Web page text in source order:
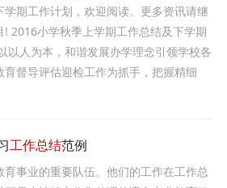
期工作计划，欢迎阅读。更多资讯请继
2016小学秋季上学期工作总结及下学期
以人为本，和谐发展办学理念引领学校各
督导评估迎检工作为抓手，把握精细
工作总结范例
事业的重要队伍。他们的工作在工作总